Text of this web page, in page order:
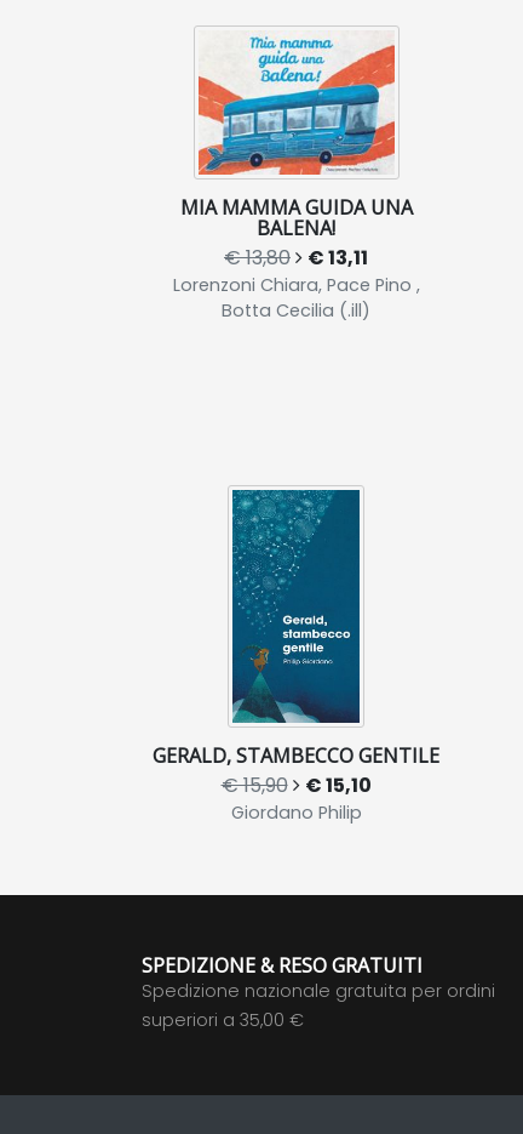
MIA MAMMA GUIDA UNA
BALENA!
€ 13,80 € 13,11
Lorenzoni Chiara, Pace Pino ,
Botta Cecilia (.ill)
GERALD, STAMBECCO GENTILE
€ 15,90 € 15,10
Giordano Philip
SPEDIZIONE & RESO GRATUITI
Spedizione nazionale gratuita per ordini
superiori a 35,00 €